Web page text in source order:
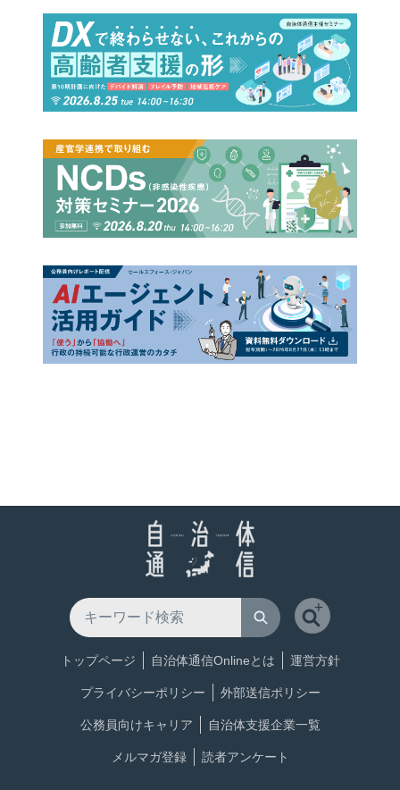
トップページ 自治体通信Onlineとは 運営方針
プライバシーポリシー 外部送信ポリシー
公務員向けキャリア 自治体支援企業一覧
メルマガ登録 読者アンケート